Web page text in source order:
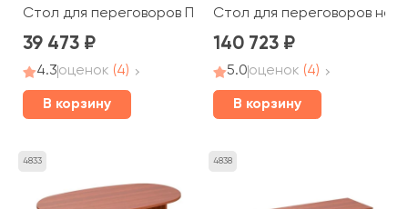
Стол для переговоров ПТ 153 Patriot
39 473
4.3оценок (4)
В корзину
Стол для переговоров на
140 723
5.0оценок (4)
В корзину
4833 4838